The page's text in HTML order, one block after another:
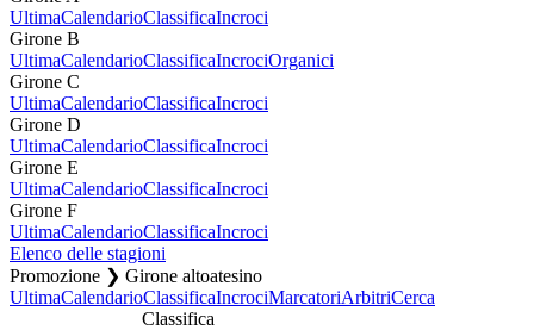
UltimaCalendarioClassificaIncroci
Girone B
UltimaCalendarioClassificaIncrociOrganici
Girone C
UltimaCalendarioClassificaIncroci
Girone D
UltimaCalendarioClassificaIncroci
Girone E
UltimaCalendarioClassificaIncroci
Girone F
UltimaCalendarioClassificaIncroci
Elenco delle stagioni
Promozione ❯ Girone altoatesino
UltimaCalendarioClassificaIncrociMarcatoriArbitriCerca
Classifica